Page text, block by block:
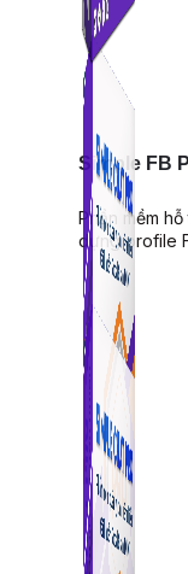
Simple FB
Phần mềm
dựng profile